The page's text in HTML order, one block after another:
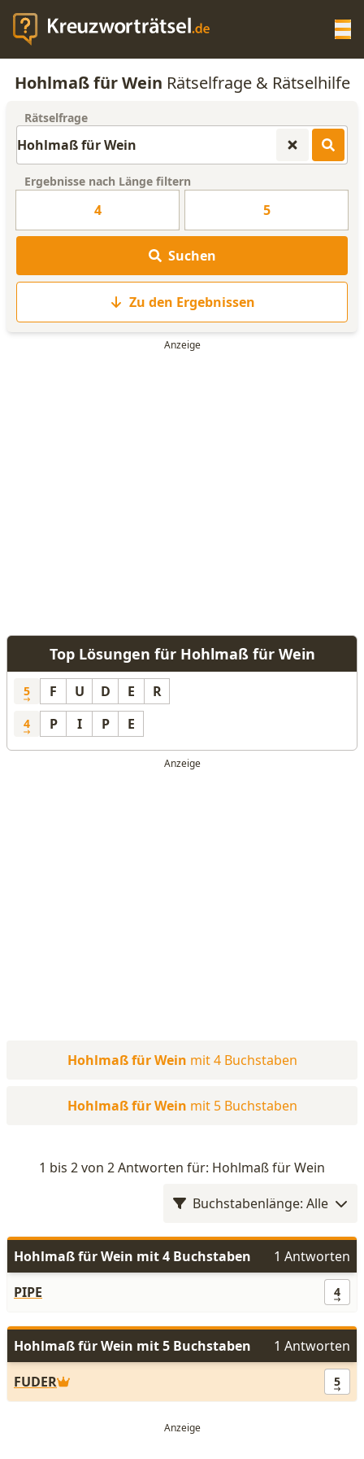
KREUZWORTRÄTSEL-HILFE
WORTLISTE
Hohlmaß für Wein Rätselfrage & Rätselhilfe
Rätselfrage
Ergebnisse nach Länge filtern
4 5
Suchen
Zu den Ergebnissen
Top Lösungen für Hohlmaß für Wein
5 F U D E R
4 P I P E
Hohlmaß für Wein mit 4 Buchstaben
Hohlmaß für Wein mit 5 Buchstaben
1 bis 2 von 2 Antworten für: Hohlmaß für Wein
Buchstabenlänge: Alle
Hohlmaß für Wein mit 4 Buchstaben
1 Antworten
PIPE
4
Hohlmaß für Wein mit 5 Buchstaben
1 Antworten
FUDER
5